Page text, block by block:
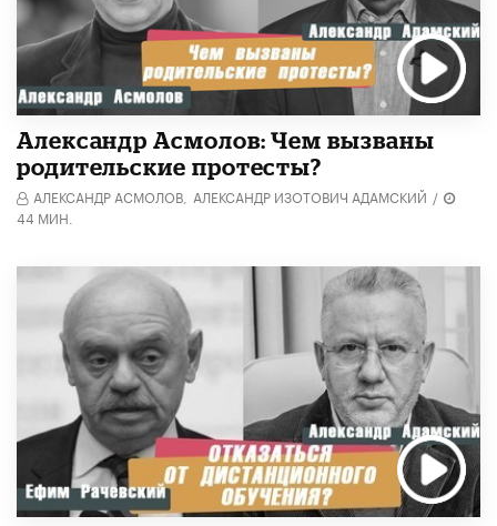
Александр Асмолов: Чем вызваны
родительские протесты?
АЛЕКСАНДР АСМОЛОВ, АЛЕКСАНДР ИЗОТОВИЧ АДАМСКИЙ /
44 МИН.